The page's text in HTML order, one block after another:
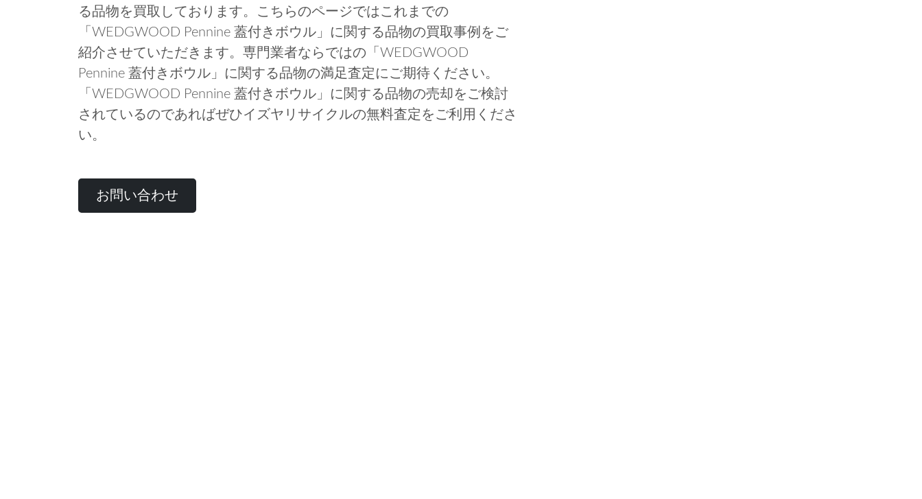
る品物を買取しております。こちらのページではこれまでの
「WEDGWOOD Pennine 蓋付きボウル」に関する品物の買取事例をご
紹介させていただきます。専門業者ならではの「WEDGWOOD
Pennine 蓋付きボウル」に関する品物の満足査定にご期待ください。
「WEDGWOOD Pennine 蓋付きボウル」に関する品物の売却をご検討
されているのであればぜひイズヤリサイクルの無料査定をご利用くださ
い。
お問い合わせ